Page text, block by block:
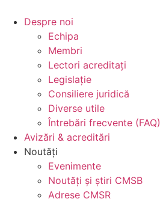
Despre noi
Echipa
Membri
Lectori acreditați
Legislație
Consiliere juridică
Diverse utile
Întrebări frecvente (FAQ)
Avizări & acreditări
Noutăți
Evenimente
Noutăți și știri CMSB
Adrese CMSR